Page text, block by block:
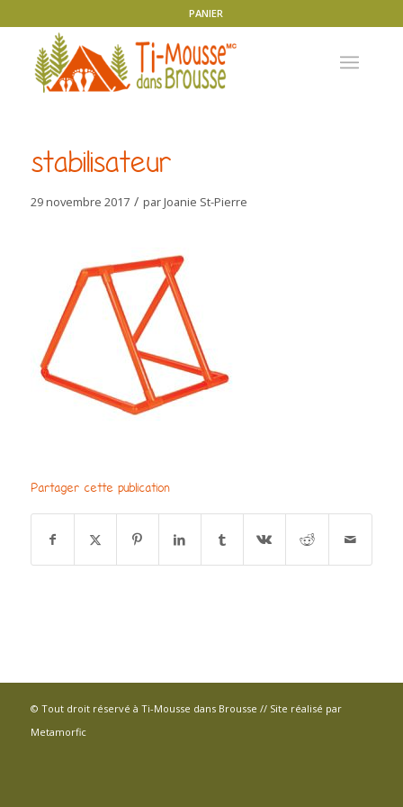
PANIER
stabilisateur
29 novembre 2017 / parJoanie St-Pierre
Partager cette publication
© Tout droit réservé à Ti-Mousse dans Brousse // Site réalisé par
Metamorfic